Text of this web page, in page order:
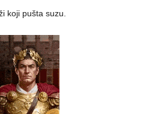
koji pušta suzu.